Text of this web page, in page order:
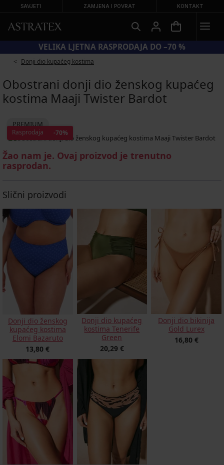
SAVJETI ZAMJENA I POVRAT KONTAKT
SUN20 = −20 % NA SNIŽENE KUPAĆE KOSTIME
Donji dio kupaćeg kostima
Obostrani donji dio ženskog kupaćeg
kostima Maaji Twister Bardot
PREMIUM
Rasprodaja -70%
Žao nam je. Ovaj proizvod je trenutno
rasprodan.
Slični proizvodi
Donji dio ženskog
kupaćeg kostima
Elomi Bazaruto
13,80 €
Donji dio kupaćeg
kostima Tenerife
Green
20,29 €
Donji dio bikinija
Gold Lurex
16,80 €